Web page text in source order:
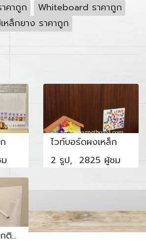
คาถูก
Whiteboard ราคาถูก
ล็กยาง ราคาถูก
ไวท์บอร์ดผงเหล็ก
2 รูป, 2825 ผู้ชม
ไวท์บอร์ดแม่เหล็กติดตู้เหล็ก